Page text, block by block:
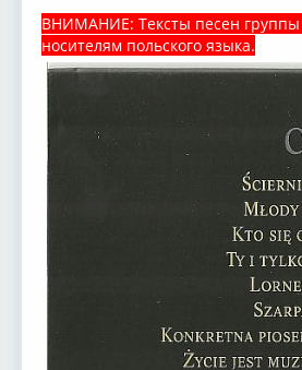
ВНИМАНИЕ: Тексты песен группы
носителям польского языка.